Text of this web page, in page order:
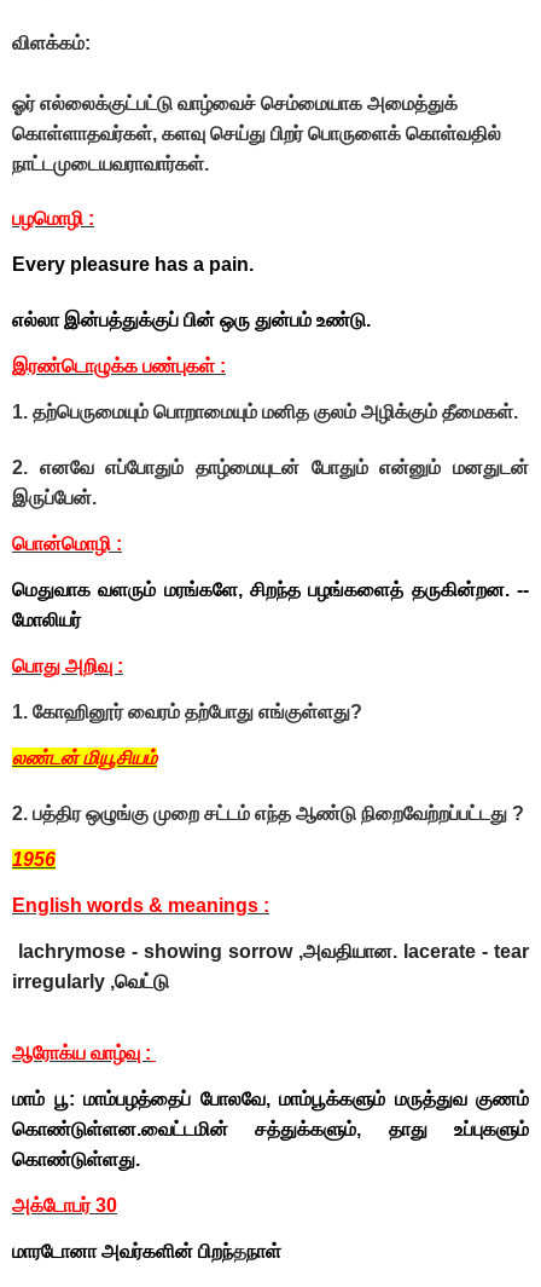
விளக்கம்:
ஓர் எல்லைக்குட்பட்டு வாழ்வைச் செம்மையாக அமைத்துக்
கொள்ளாதவர்கள், களவு செய்து பிறர் பொருளைக் கொள்வதில்
நாட்டமுடையவராவார்கள்.
பழமொழி :
Every pleasure has a pain.
எல்லா இன்பத்துக்குப் பின் ஒரு துன்பம் உண்டு.
இரண்டொழுக்க பண்புகள் :
1. தற்பெருமையும் பொறாமையும் மனித குலம் அழிக்கும் தீமைகள்.
2. எனவே எப்போதும் தாழ்மையுடன் போதும் என்னும் மனதுடன்
இருப்பேன்.
பொன்மொழி :
மெதுவாக வளரும் மரங்களே, சிறந்த பழங்களைத் தருகின்றன. --
மோலியர்
பொது அறிவு :
1. கோஹினூர் வைரம் தற்போது எங்குள்ளது?
லண்டன் மியூசியம்
2. பத்திர ஒழுங்கு முறை சட்டம் எந்த ஆண்டு நிறைவேற்றப்பட்டது ?
1956
English words & meanings :
lachrymose - showing sorrow ,அவதியான. lacerate - tear
irregularly ,வெட்டு
ஆரோக்ய வாழ்வு :
மாம் பூ: மாம்பழத்தைப் போலவே, மாம்பூக்களும் மருத்துவ குணம்
கொண்டுள்ளன.வைட்டமின் சத்துக்களும், தாது உப்புகளும்
கொண்டுள்ளது.
அக்டோபர் 30
மாரடோனா அவர்களின் பிறந்தநாள்